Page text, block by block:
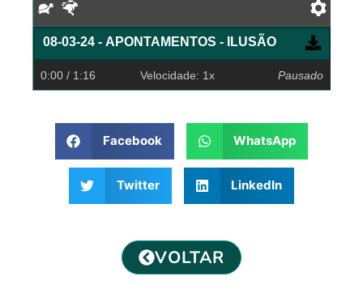
Devagar
08-03-24 - APONTAMENTOS - ILUSÃO
0:00 / 1:16 Velocidade: 1x Pausado
Facebook WhatsApp
Twitter LinkedIn
VOLTAR